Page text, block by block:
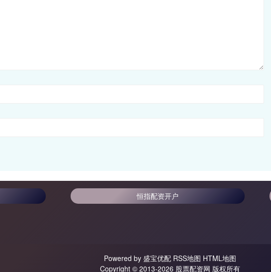
恒指配资开户
Powered by 盛宝优配 RSS地图 HTML地图
Copyright © 2013-2026 股票配资网 版权所有